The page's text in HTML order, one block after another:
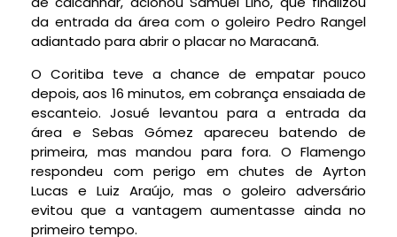
da entrada da área com o goleiro Pedro Rangel
adiantado para abrir o placar no Maracanã.
O Coritiba teve a chance de empatar pouco
depois, aos 16 minutos, em cobrança ensaiada de
escanteio. Josué levantou para a entrada da
área e Sebas Gómez apareceu batendo de
primeira, mas mandou para fora. O Flamengo
respondeu com perigo em chutes de Ayrton
Lucas e Luiz Araújo, mas o goleiro adversário
evitou que a vantagem aumentasse ainda no
primeiro tempo.